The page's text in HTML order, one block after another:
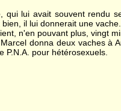
qui lui avait souvent rendu
il lui donnerait une
n'en pouvant plus, vingt
donna deux vaches à
P.N.A. pour hétérosexuels.